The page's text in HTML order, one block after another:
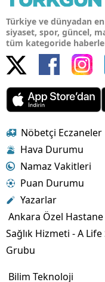
Türkiye ve dünyadan
siyaset, spor, güncel,
tüm kategoride
Nöbetçi Eczaneler
Hava Durumu
Namaz Vakitleri
Puan Durumu
Yazarlar
Ankara Özel
Sağlık Hizmeti - A Life
Grubu
Bilim Teknoloji